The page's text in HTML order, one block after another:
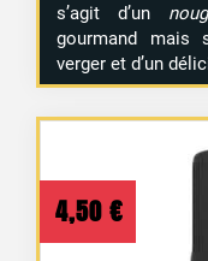
s’agit d’un
gourmand mais
verger et d’un
4,50 €